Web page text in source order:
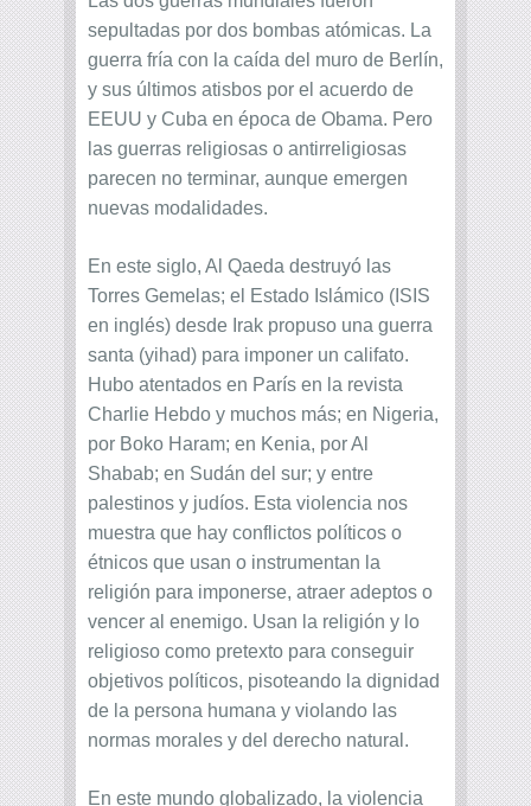
sepultadas por dos bombas atómicas. La
guerra fría con la caída del muro de Berlín,
y sus últimos atisbos por el acuerdo de
EEUU y Cuba en época de Obama. Pero
las guerras religiosas o antirreligiosas
parecen no terminar, aunque emergen
nuevas modalidades.
En este siglo, Al Qaeda destruyó las
Torres Gemelas; el Estado Islámico (ISIS
en inglés) desde Irak propuso una guerra
santa (yihad) para imponer un califato.
Hubo atentados en París en la revista
Charlie Hebdo y muchos más; en Nigeria,
por Boko Haram; en Kenia, por Al
Shabab; en Sudán del sur; y entre
palestinos y judíos. Esta violencia nos
muestra que hay conflictos políticos o
étnicos que usan o instrumentan la
religión para imponerse, atraer adeptos o
vencer al enemigo. Usan la religión y lo
religioso como pretexto para conseguir
objetivos políticos, pisoteando la dignidad
de la persona humana y violando las
normas morales y del derecho natural.
En este mundo globalizado, la violencia